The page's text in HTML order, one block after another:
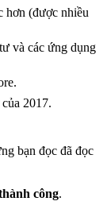
hơn (được nhiều
và các ứng dụng
2017.
bạn đọc đã đọc
công.